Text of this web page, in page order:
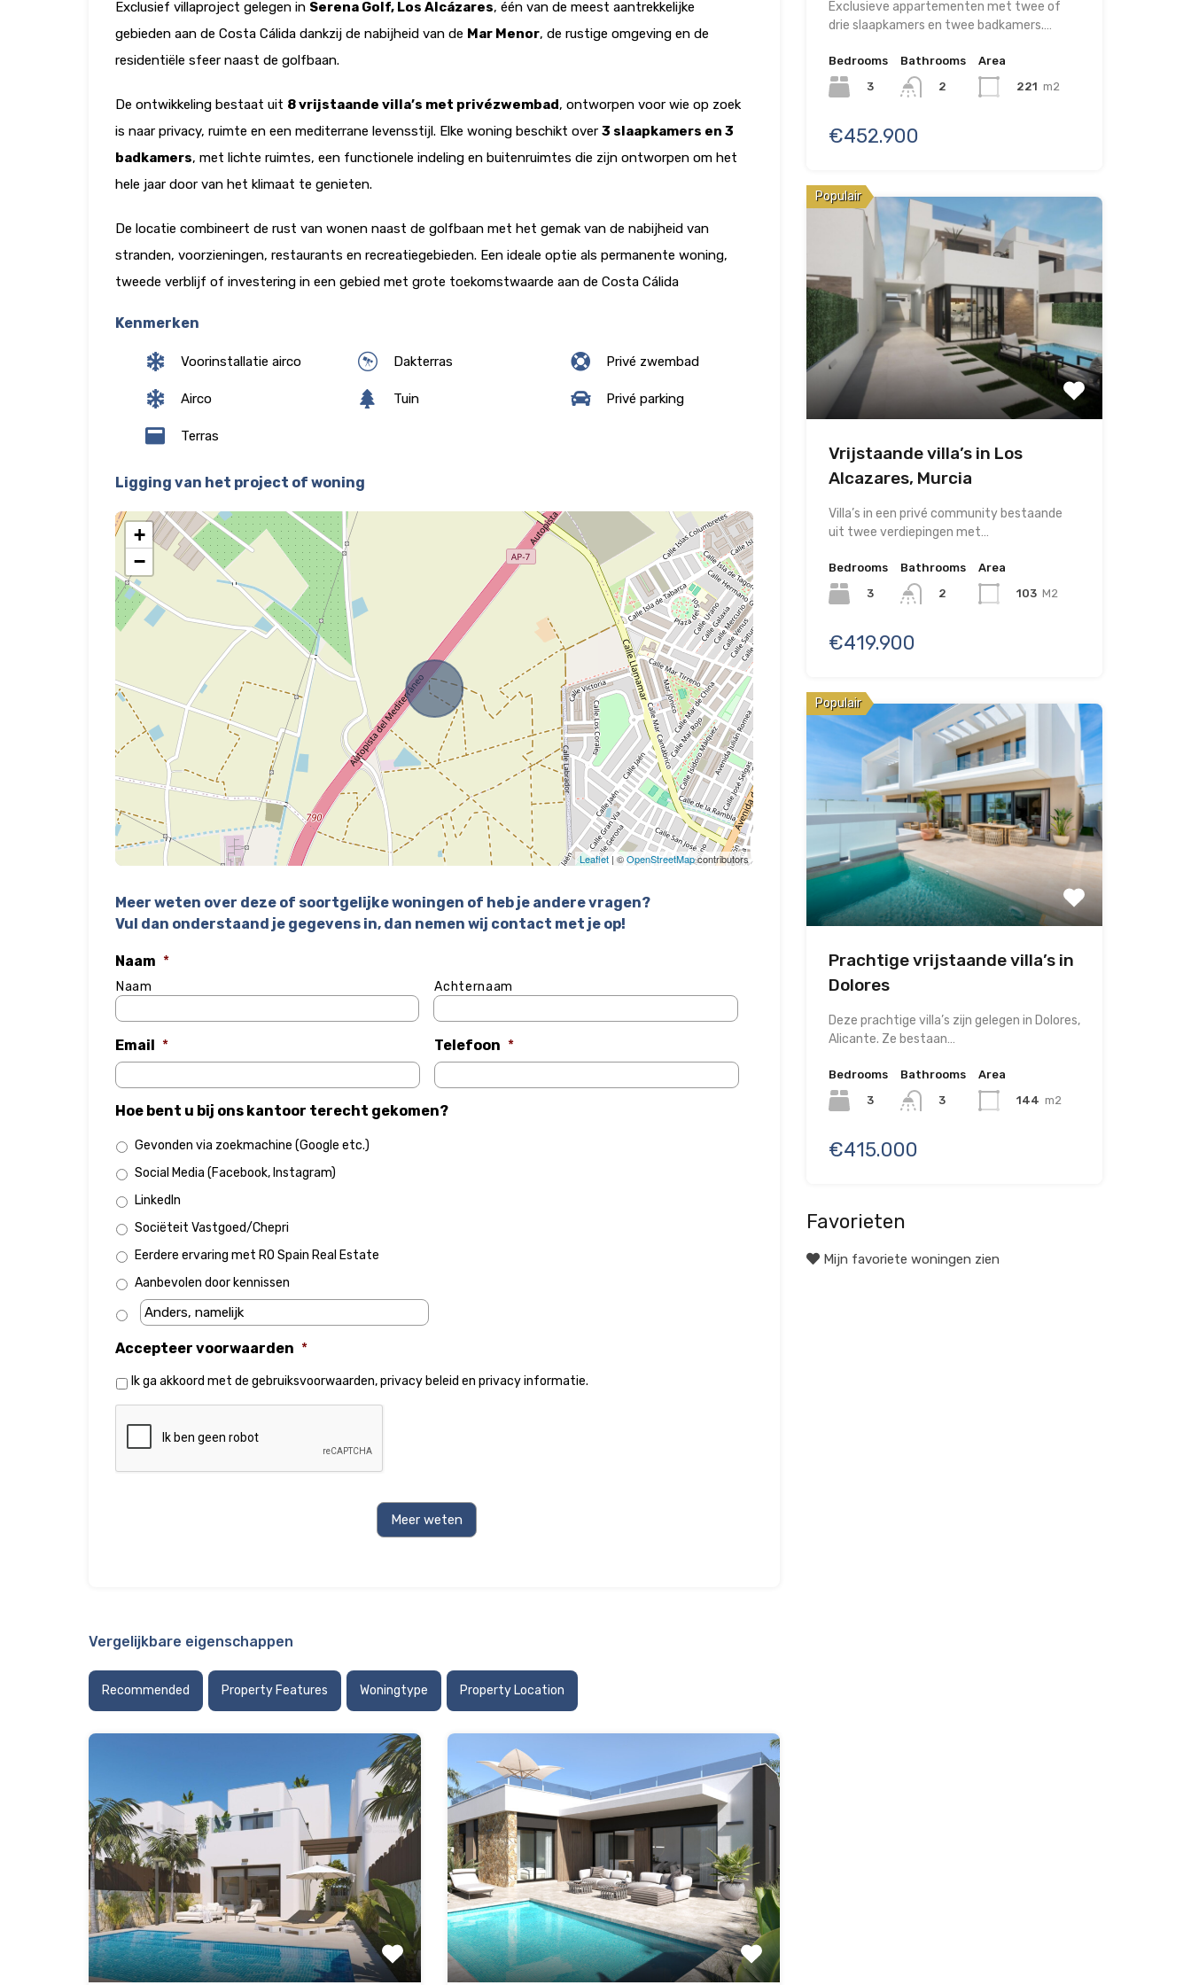
Exclusief villaproject gelegen in Serena Golf, Los Alcázares, één van de meest aantrekkelijke
gebieden aan de Costa Cálida dankzij de nabijheid van de Mar Menor, de rustige omgeving en de
residentiële sfeer naast de golfbaan.
De ontwikkeling bestaat uit 8 vrijstaande villa’s met privézwembad, ontworpen voor wie op zoek
is naar privacy, ruimte en een mediterrane levensstijl. Elke woning beschikt over 3 slaapkamers en 3
badkamers, met lichte ruimtes, een functionele indeling en buitenruimtes die zijn ontworpen om het
hele jaar door van het klimaat te genieten.
De locatie combineert de rust van wonen naast de golfbaan met het gemak van de nabijheid van
stranden, voorzieningen, restaurants en recreatiegebieden. Een ideale optie als permanente woning,
tweede verblijf of investering in een gebied met grote toekomstwaarde aan de Costa Cálida
Kenmerken
Voorinstallatie airco Dakterras Privé zwembad
Airco Tuin Privé parking
Terras
Ligging van het project of woning
+
−
Leaflet| ©OpenStreetMapcontributors
Meer weten over deze of soortgelijke woningen of heb je andere vragen?
Vul dan onderstaand je gegevens in, dan nemen wij contact met je op!
Naam *
Naam Achternaam
Email * Telefoon *
Hoe bent u bij ons kantoor terecht gekomen?
Gevonden via zoekmachine (Google etc.)
Social Media (Facebook, Instagram)
LinkedIn
Sociëteit Vastgoed/Chepri
Eerdere ervaring met RO Spain Real Estate
Aanbevolen door kennissen
Accepteer voorwaarden *
Ik ga akkoord met de gebruiksvoorwaarden,privacy beleid en privacy informatie.
Vergelijkbare eigenschappen
Recommended Property Features Woningtype Property Location
Exclusieve appartementen met twee of
drie slaapkamers en twee badkamers.…
Bedrooms
3
Bathrooms
2
Area
221 m2
€452.900
Populair
Vrijstaande villa’s in Los
Alcazares, Murcia
Villa’s in een privé community bestaande
uit twee verdiepingen met…
Bedrooms
3
Bathrooms
2
Area
103 M2
€419.900
Populair
Prachtige vrijstaande villa’s in
Dolores
Deze prachtige villa’s zijn gelegen in Dolores,
Alicante. Ze bestaan…
Bedrooms
3
Bathrooms
3
Area
144 m2
€415.000
Favorieten
Mijn favoriete woningen zien